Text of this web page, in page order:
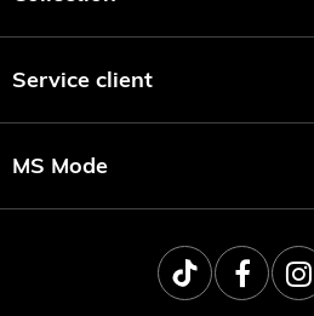
Service client
MS Mode